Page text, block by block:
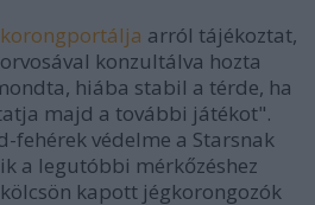
arról tájékoztat,
konzultálva hozta
hiába stabil a térde, ha
majd a további játékot".
fehérek védelme a Starsnak
a legutóbbi mérkőzéshez
kapott jégkorongozók